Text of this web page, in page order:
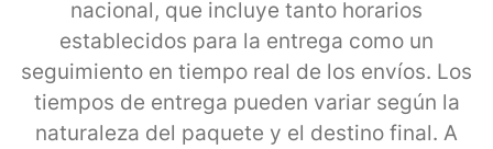
nacional, que incluye tanto horarios
establecidos para la entrega como un
seguimiento en tiempo real de los envíos. Los
tiempos de entrega pueden variar según la
naturaleza del paquete y el destino final. A